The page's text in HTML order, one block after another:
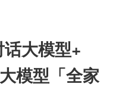
大模型+
模型「全家